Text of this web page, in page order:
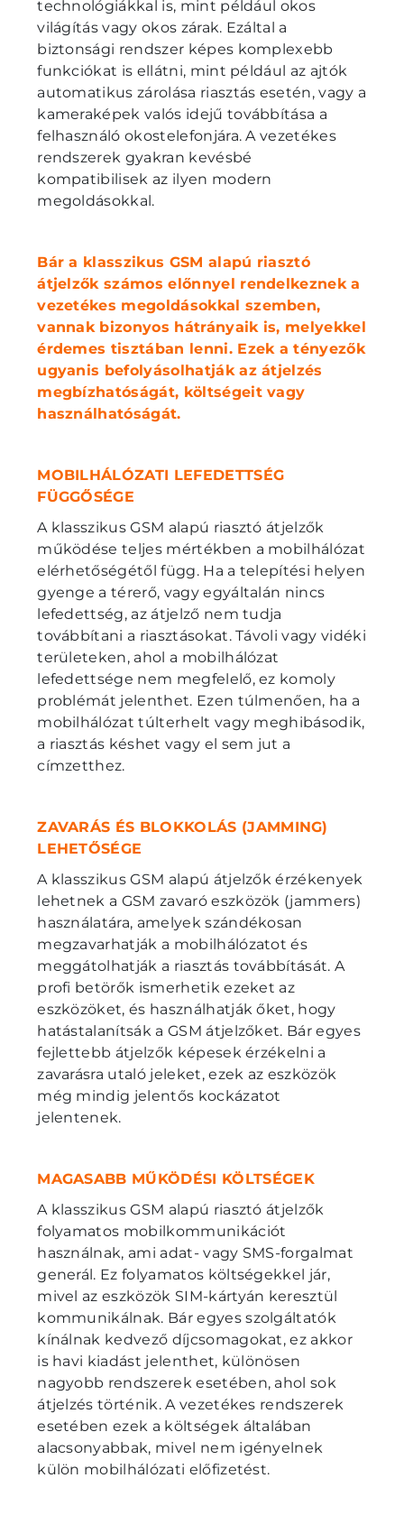
technológiákkal is, mint például okos
világítás vagy okos zárak. Ezáltal a
biztonsági rendszer képes komplexebb
funkciókat is ellátni, mint például az ajtók
automatikus zárolása riasztás esetén, vagy a
kameraképek valós idejű továbbítása a
felhasználó okostelefonjára. A vezetékes
rendszerek gyakran kevésbé
kompatibilisek az ilyen modern
megoldásokkal.
Bár a klasszikus GSM alapú riasztó
átjelzők számos előnnyel rendelkeznek a
vezetékes megoldásokkal szemben,
vannak bizonyos hátrányaik is, melyekkel
érdemes tisztában lenni. Ezek a tényezők
ugyanis befolyásolhatják az átjelzés
megbízhatóságát, költségeit vagy
használhatóságát.
MOBILHÁLÓZATI LEFEDETTSÉG
FÜGGŐSÉGE
A klasszikus GSM alapú riasztó átjelzők
működése teljes mértékben a mobilhálózat
elérhetőségétől függ. Ha a telepítési helyen
gyenge a térerő, vagy egyáltalán nincs
lefedettség, az átjelző nem tudja
továbbítani a riasztásokat. Távoli vagy vidéki
területeken, ahol a mobilhálózat
lefedettsége nem megfelelő, ez komoly
problémát jelenthet. Ezen túlmenően, ha a
mobilhálózat túlterhelt vagy meghibásodik,
a riasztás késhet vagy el sem jut a
címzetthez.
ZAVARÁS ÉS BLOKKOLÁS (JAMMING)
LEHETŐSÉGE
A klasszikus GSM alapú átjelzők érzékenyek
lehetnek a GSM zavaró eszközök (jammers)
használatára, amelyek szándékosan
megzavarhatják a mobilhálózatot és
meggátolhatják a riasztás továbbítását. A
profi betörők ismerhetik ezeket az
eszközöket, és használhatják őket, hogy
hatástalanítsák a GSM átjelzőket. Bár egyes
fejlettebb átjelzők képesek érzékelni a
zavarásra utaló jeleket, ezek az eszközök
még mindig jelentős kockázatot
jelentenek.
MAGASABB MŰKÖDÉSI KÖLTSÉGEK
A klasszikus GSM alapú riasztó átjelzők
folyamatos mobilkommunikációt
használnak, ami adat- vagy SMS-forgalmat
generál. Ez folyamatos költségekkel jár,
mivel az eszközök SIM-kártyán keresztül
kommunikálnak. Bár egyes szolgáltatók
kínálnak kedvező díjcsomagokat, ez akkor
is havi kiadást jelenthet, különösen
nagyobb rendszerek esetében, ahol sok
átjelzés történik. A vezetékes rendszerek
esetében ezek a költségek általában
alacsonyabbak, mivel nem igényelnek
külön mobilhálózati előfizetést.